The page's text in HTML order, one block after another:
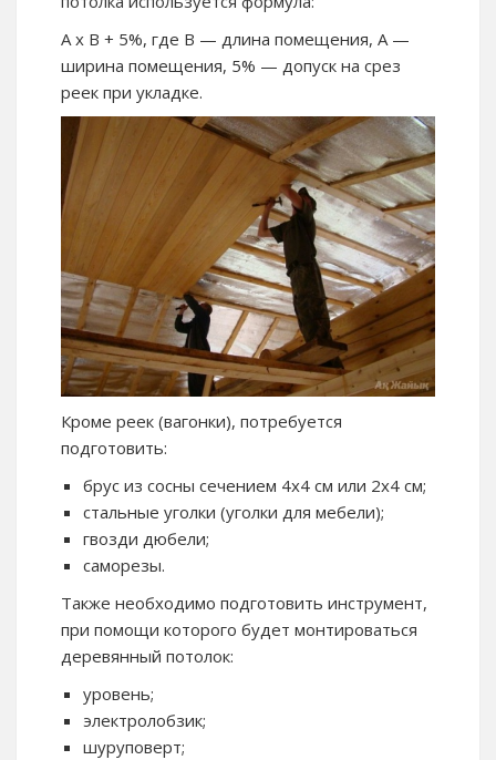
А х В + 5%, где В — длина помещения, А —
ширина помещения, 5% — допуск на срез
реек при укладке.
Кроме реек (вагонки), потребуется
подготовить:
брус из сосны сечением 4х4 см или 2х4 см;
стальные уголки (уголки для мебели);
гвозди дюбели;
саморезы.
Также необходимо подготовить инструмент,
при помощи которого будет монтироваться
деревянный потолок:
уровень;
электролобзик;
шуруповерт;